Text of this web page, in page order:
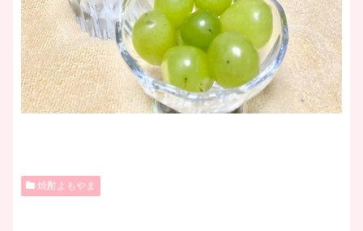
焼酎よもやま